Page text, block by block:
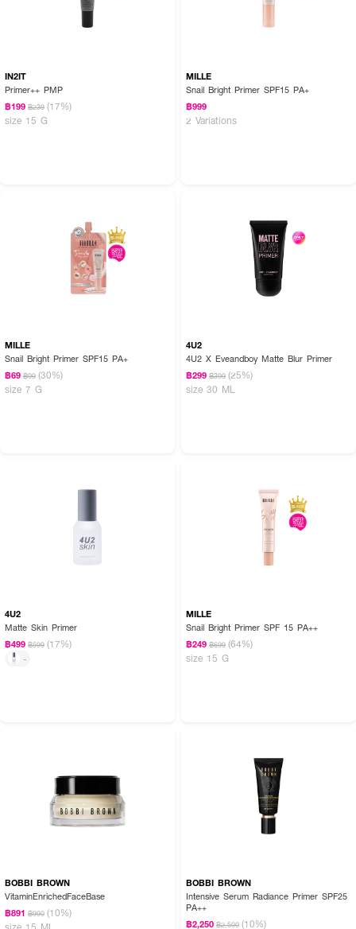
IN2IT
Primer++ PMP
฿199 ฿239 (17%)
size 15 G
MILLE
Snail Bright Primer SPF15 PA+
฿999
2 Variations
MILLE
Snail Bright Primer SPF15 PA+
฿69 ฿99 (30%)
size 7 G
4U2
4U2 X Eveandboy Matte Blur Primer
฿299 ฿399 (25%)
size 30 ML
4U2
Matte Skin Primer
฿499 ฿599 (17%)
-
MILLE
Snail Bright Primer SPF 15 PA++
฿249 ฿699 (64%)
size 15 G
BOBBI BROWN
VitaminEnrichedFaceBase
฿891 ฿990 (10%)
size 15 ML
BOBBI BROWN
Intensive Serum Radiance Primer SPF25
PA++
฿2,250 ฿2,500 (10%)